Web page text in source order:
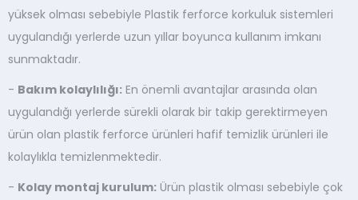
yüksek olması sebebiyle Plastik ferforce korkuluk sistemleri
uygulandığı yerlerde uzun yıllar boyunca kullanım imkanı
sunmaktadır.
- Bakım kolaylılığı: En önemli avantajlar arasında olan
uygulandığı yerlerde sürekli olarak bir takip gerektirmeyen
ürün olan plastik ferforce ürünleri hafif temizlik ürünleri ile
kolaylıkla temizlenmektedir.
- Kolay montaj kurulum: Ürün plastik olması sebebiyle çok